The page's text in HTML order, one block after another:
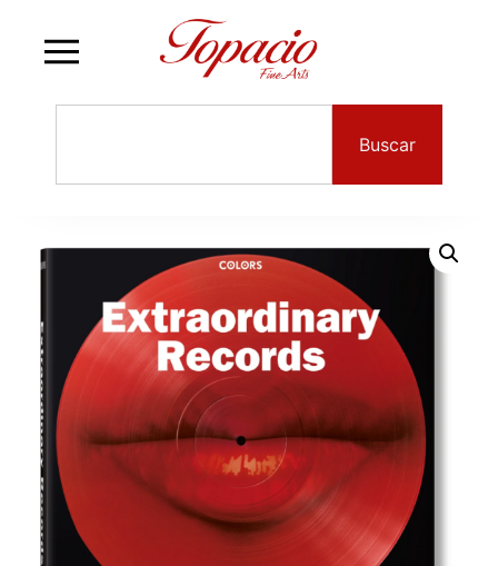
Buscar